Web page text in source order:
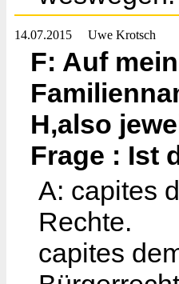
14.07.2015 Uwe Krotsch
F: Auf
H,also
Frage : Ist
A: capites
Rechte.
capites